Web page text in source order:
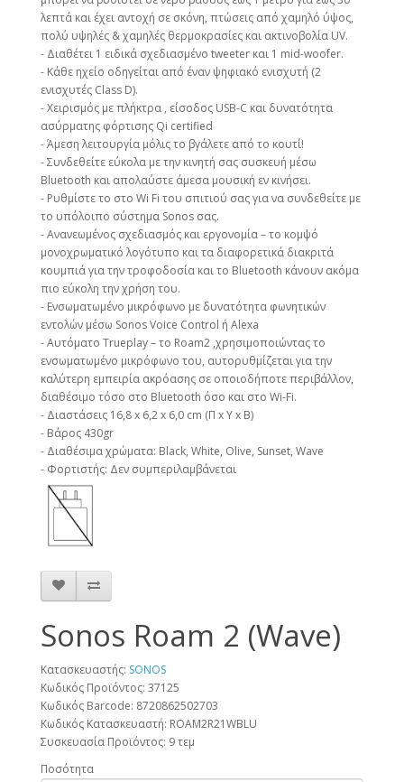
λεπτά και έχει αντοχή σε σκόνη, πτώσεις από χαμηλό ύψος,
πολύ υψηλές & χαμηλές θερμοκρασίες και ακτινοβολία UV.
- Διαθέτει 1 ειδικά σχεδιασμένο tweeter και 1 mid-woofer.
- Κάθε ηχείο οδηγείται από έναν ψηφιακό ενισχυτή (2
ενισχυτές Class D).
- Χειρισμός με πλήκτρα , είσοδος USB-C και δυνατότητα
ασύρματης φόρτισης Qi certified
- Άμεση λειτουργία μόλις το βγάλετε από το κουτί!
- Συνδεθείτε εύκολα με την κινητή σας συσκευή μέσω
Bluetooth και απολαύστε άμεσα μουσική εν κινήσει.
- Ρυθμίστε το στο Wi Fi του σπιτιού σας για να συνδεθείτε με
το υπόλοιπο σύστημα Sonos σας.
- Ανανεωμένος σχεδιασμός και εργονομία – το κομψό
μονοχρωματικό λογότυπο και τα διαφορετικά διακριτά
κουμπιά για την τροφοδοσία και το Bluetooth κάνουν ακόμα
πιο εύκολη την χρήση του.
- Ενσωματωμένο μικρόφωνο με δυνατότητα φωνητικών
εντολών μέσω Sonos Voice Control ή Αlexa
- Αυτόματο Trueplay – το Roam2 ,χρησιμοποιώντας τo
ενσωματωμένο μικρόφωνο του, αυτορυθμίζεται για την
καλύτερη εμπειρία ακρόασης σε οποιοδήποτε περιβάλλον,
διαθέσιμο τόσο στο Bluetooth όσο και στο Wi-Fi.
- Διαστάσεις 16,8 x 6,2 x 6,0 cm (Π x Υ x B)
- Βάρος 430gr
- Διαθέσιμα χρώματα: Black, White, Olive, Sunset, Wave
- Φορτιστής: Δεν συμπεριλαμβάνεται
Sonos Roam 2 (Wave)
Κατασκευαστής: SONOS
Κωδικός Προϊόντος: 37125
Κωδικός Barcode: 8720862502703
Κωδικός Κατασκευαστή: ROAM2R21WBLU
Συσκευασία Προϊόντος: 9 τεμ
Ποσότητα